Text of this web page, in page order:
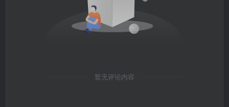
暂无评论内容